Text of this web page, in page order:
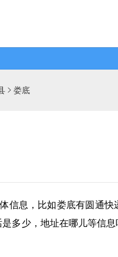
 娄底
信息，比如娄底有圆通快
多少，地址在哪儿等信